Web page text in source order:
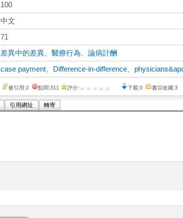
100
中文
71
差異中的差異 、醫療行為 、論病計酬
case payment Difference-in-difference
被引用:2 點閱:311 評分: 下載:0 書目收藏:3
引用網址 轉寄